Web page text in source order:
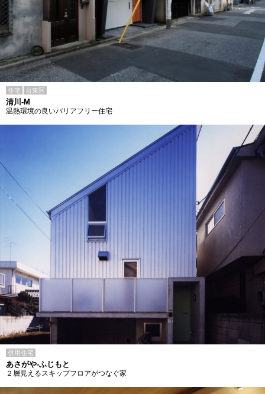
住宅 台東区
清川-M
温熱環境の良いバリアフリー住宅
併用住宅
あさがや-ふじもと
２層見えるスキップフロアがつなぐ家